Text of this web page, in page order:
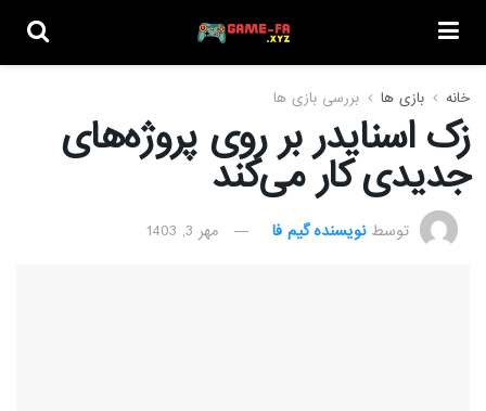
خانه بازی ها بررسی بازی ها
زک اسنایدر بر روی پروژه‌های
جدیدی کار می‌‌کند
توسط نویسنده گیم فا مهر 3, 1403